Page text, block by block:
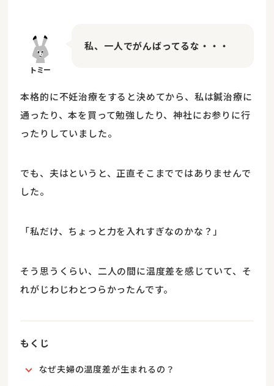
私、一人でがんばってるな・・・
本格的に不妊治療をすると決めてから、私は鍼治療に
通ったり、本を買って勉強したり、神社にお参りに行
ったりしていました。
でも、夫はというと、正直そこまでではありませんで
した。
「私だけ、ちょっと力を入れすぎなのかな？」
そう思うくらい、二人の間に温度差を感じていて、そ
れがじわじわとつらかったんです。
もくじ
なぜ夫婦の温度差が生まれるの？